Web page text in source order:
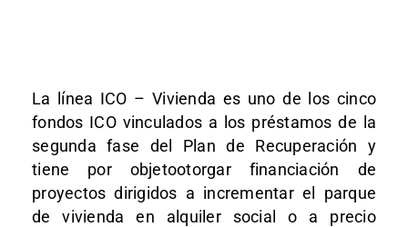
La línea ICO – Vivienda es uno de los cinco
fondos ICO vinculados a los préstamos de la
segunda fase del Plan de Recuperación y
tiene por objetootorgar financiación de
proyectos dirigidos a incrementar el parque
de vivienda en alquiler social o a precio